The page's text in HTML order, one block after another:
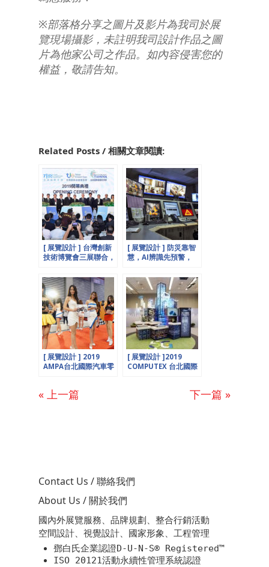
※部落格分享之圖片及影片為我司於展
覽現場攝影，未註明我司設計作品之圖
片為他家公司之作品。如內容侵害您的
權益，敬請告知。
Related Posts / 相關文章閱讀:
[ 展覽設計 ] 台灣創新
技術博覽會三展聯合，
[ 展覽設計 ] 防災靠智
慧，AI辨識先預警，
國際安全博覽會
[ 展覽設計 ] 2019
AMPA台北國際汽車零
[ 展覽設計 ]2019
COMPUTEX 台北國際
« 上一篇 下一篇 »
Contact Us / 聯絡我們
About Us / 關於我們
國內外展覽服務、品牌規劃、整合行銷活動
空間設計、視覺設計、國家形象、工程管理
鄧白氏企業認證D-U-N-S® Registered™
ISO 20121活動永續性管理系統認證